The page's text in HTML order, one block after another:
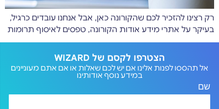
רק רצינו להזכיר לכם שהקורונה כאן, אבל אנחנו עובדים כרגיל,
בעיקר על אתרי מידע אודות הקורונה, טפסים לאיסוף תרומות
הצטרפו לקסם של WIZARD
אל תהססו לפנות אלינו אם יש לכם שאלות או אם אתם מעוניינים
במידע נוסף אודותינו
שם